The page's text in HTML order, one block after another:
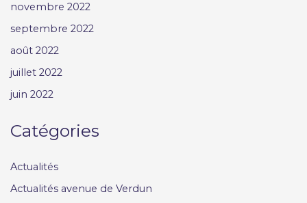
novembre 2022
septembre 2022
août 2022
juillet 2022
juin 2022
Catégories
Actualités
Actualités avenue de Verdun